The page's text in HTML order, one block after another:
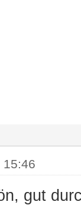
15:46
gut